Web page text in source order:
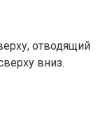
отводящий
вниз.